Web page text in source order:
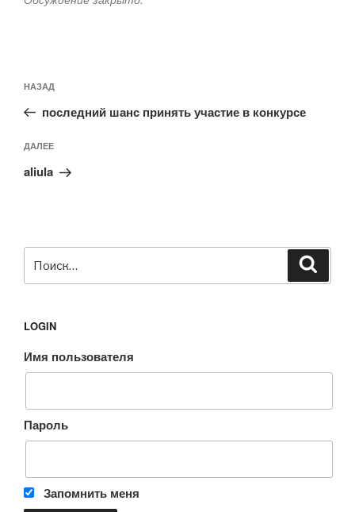
по
записям
Предыдущая
запись:
НАЗАД
последний шанс принять участие в конкурсе
Следующая
запись
ДАЛЕЕ
aliula
LOGIN
Имя пользователя
Пароль
Запомнить меня